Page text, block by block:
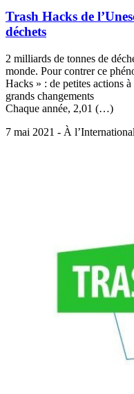
Trash Hacks de
déchets
2 milliards de tonnes de
monde. Pour contrer ce
Hacks » : de petites actions
grands changements
Chaque année, 2,01 (…)
7 mai 2021 - À l’International